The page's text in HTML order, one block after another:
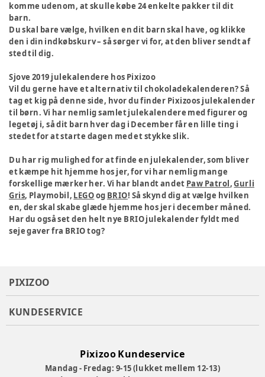
komme udenom, at skulle købe 24 enkelte pakker til dit
barn.
Du skal bare vælge, hvilken en dit barn skal have, og klikke
den i din indkøbskurv – så sørger vi for, at den bliver sendt af
sted til dig.
Sjove 2019 julekalendere hos Pixizoo
Vil du gerne have et alternativ til chokoladekalenderen? Så
tag et kig på denne side, hvor du finder Pixizoos julekalender
til børn. Vi har nemlig samlet julekalendere med figurer og
legetøj i, så dit barn hver dag i December får en lille ting i
stedet for at starte dagen med et stykke slik.
Du har rig mulighed for at finde en julekalender, som bliver
et kæmpe hit hjemme hos jer, for vi har nemlig mange
forskellige mærker her. Vi har blandt andet Paw Patrol,Gurli
Gris, Playmobil, LEGOog BRIO! Så skynd dig at vælge hvilken
en, der skal skabe glæde hjemme hos jer i december måned.
Har du også set den helt nye BRIO julekalender fyldt med
seje gaver fra BRIO tog?
PIXIZOO
KUNDESERVICE
Pixizoo Kundeservice
Mandag - Fredag: 9-15 (lukket mellem 12-13)